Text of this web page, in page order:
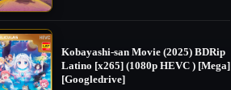
Kobayashi-san Movie (2025) BDRip
Latino [x265] (1080p HEVC ) [Mega]
[Googledrive]